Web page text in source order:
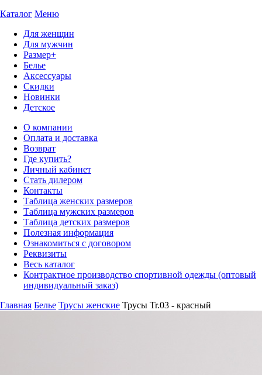
Каталог Меню
Для женщин
Для мужчин
Размер+
Белье
Аксессуары
Скидки
Новинки
Детское
О компании
Оплата и доставка
Возврат
Где купить?
Личный кабинет
Стать дилером
Контакты
Таблица женских размеров
Таблица мужских размеров
Таблица детских размеров
Полезная информация
Ознакомиться с договором
Реквизиты
Весь каталог
Контрактное производство спортивной одежды (оптовый
индивидуальный заказ)
Главная Белье Трусы женские Трусы Tr.03 - красный